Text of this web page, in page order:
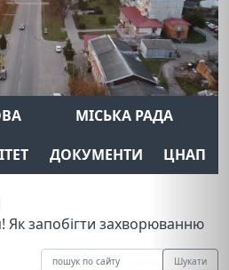
МІСЬКА РАДА
ДОКУМЕНТИ ЦНАП
запобігти захворюванню
Шукати